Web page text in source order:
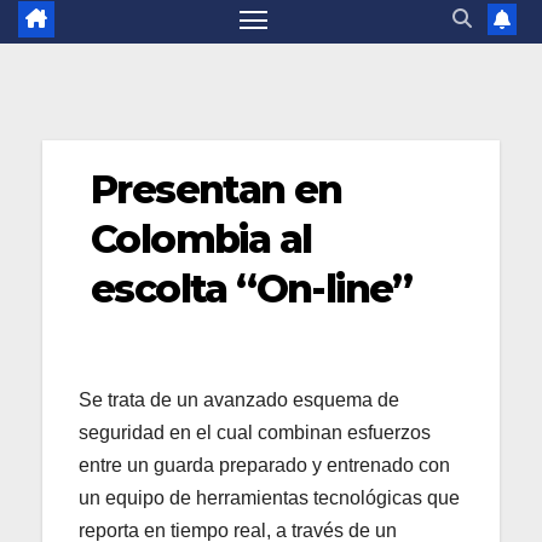
Presentan en
Colombia al
escolta “On-line”
Se trata de un avanzado esquema de
seguridad en el cual combinan esfuerzos
entre un guarda preparado y entrenado con
un equipo de herramientas tecnológicas que
reporta en tiempo real, a través de un